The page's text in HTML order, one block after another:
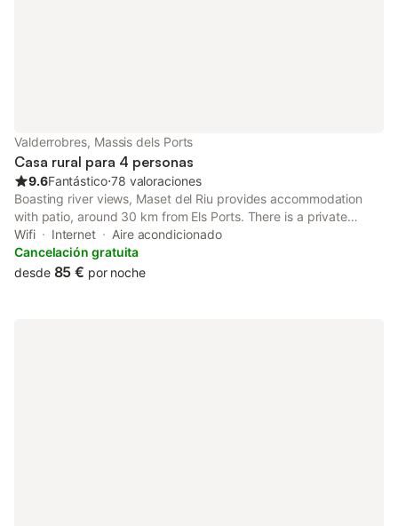
Valderrobres, Massis dels Ports
Casa rural para 4 personas
9.6Fantástico⋅78 valoraciones
Boasting river views, Maset del Riu provides accommodation
with patio, around 30 km from Els Ports. There is a private
entrance at the country house for the convenience of those who
stay.
Wifi Internet
Aire acondicionado
Cancelación gratuita
desde 85 € por noche